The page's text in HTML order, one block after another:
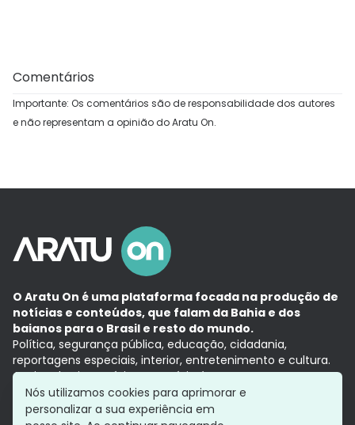
Comentários
Importante: Os comentários são de responsabilidade dos autores
e não representam a opinião do Aratu On.
O Aratu On é uma plataforma focada na produção de
notícias e conteúdos, que falam da Bahia e dos
baianos para o Brasil e resto do mundo.
Política, segurança pública, educação, cidadania,
reportagens especiais, interior, entretenimento e cultura.
Aqui, tudo vira notícia e a notícia é no tempo presente,
com a credibilidade do Grupo Aratu.
Grupo Aratu
Política de privacidade
Nós utilizamos cookies para aprimorar e
personalizar a sua experiência em